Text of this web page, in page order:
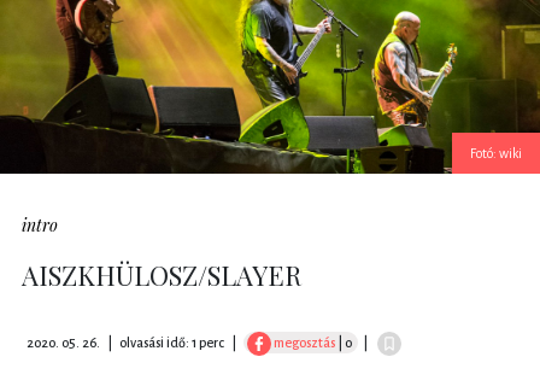
Fotó: wiki
intro
AISZKHÜLOSZ/SLAYER
2020. 05. 26. olvasási idő: 1 perc megosztás | 0